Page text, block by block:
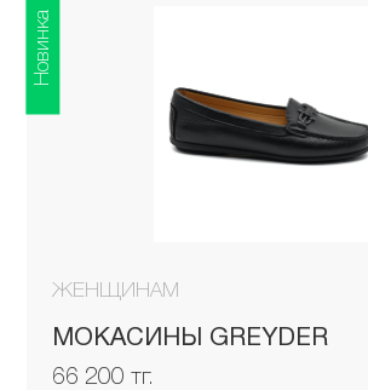
ЖЕНЩИНАМ
МОКАСИНЫ GREYDER
66 200 тг.
Новинка